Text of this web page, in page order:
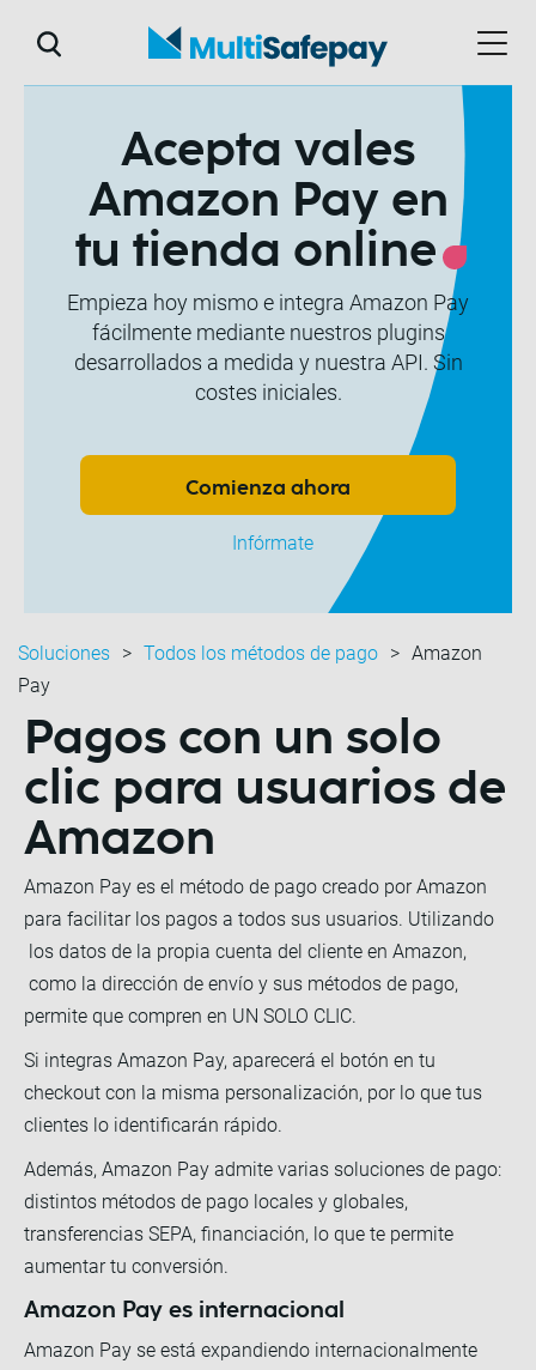
Acepta vales
Amazon Pay en
tu tienda online
Empieza hoy mismo e integra Amazon Pay
fácilmente mediante nuestros plugins
desarrollados a medida y nuestra API. Sin
costes iniciales.
Comienza ahora
Infórmate
Soluciones Todos los métodos de pago
Amazon
Pay
Pagos con un solo
clic para usuarios de
Amazon
Amazon Pay es el método de pago creado por Amazon
para facilitar los pagos a todos sus usuarios. Utilizando
los datos de la propia cuenta del cliente en Amazon,
como la dirección de envío y sus métodos de pago,
permite que compren en UN SOLO CLIC.
Si integras Amazon Pay, aparecerá el botón en tu
checkout con la misma personalización, por lo que tus
clientes lo identificarán rápido.
Además, Amazon Pay admite varias soluciones de pago:
distintos métodos de pago locales y globales,
transferencias SEPA, financiación, lo que te permite
aumentar tu conversión.
Amazon Pay es internacional
Amazon Pay se está expandiendo internacionalmente